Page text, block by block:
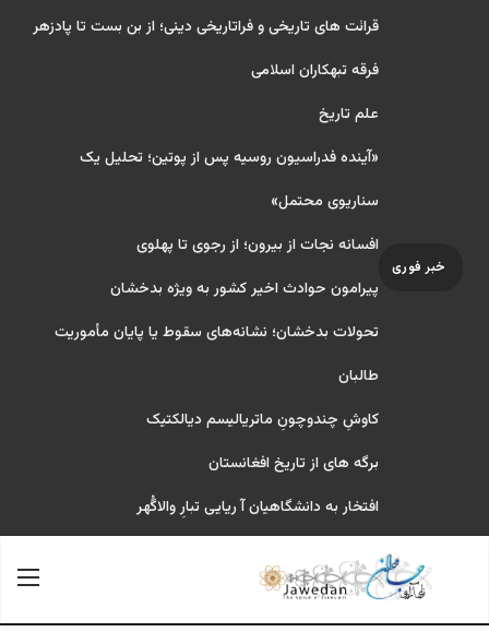
خبر فوری
قرائت های تاریخی و فراتاریخی دینی؛ از بن بست تا پادزهر
فرقه تبهکاران اسلامی
علم تاریخ
«آینده فدراسیون روسیه پس از پوتین؛ تحلیل یک
سناریوی محتمل»
افسانه نجات از بیرون؛ از رجوی تا پهلوی
پیرامون حوادث اخیر کشور به ویژه بدخشان
تحولات بدخشان؛ نشانه‌های سقوط یا پایان مأموریت
طالبان
کاوشِ چندو‌چونِ ماتریالیسم دیالکتیک
برگه های از تاریخ افغانستان
افتخار به دانشگاهیان آ ریایی تبارِ والاگُهر
جستجو برای